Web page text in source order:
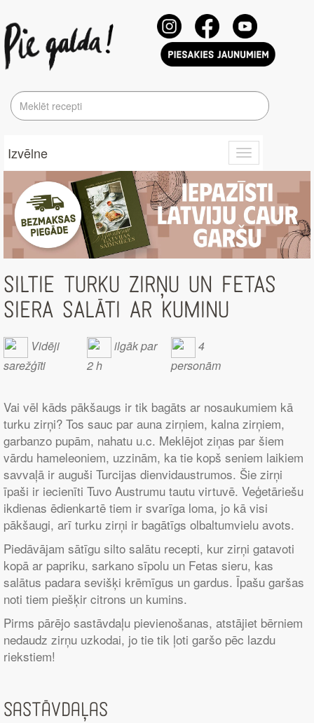
Toggle
navigation
Izvēlne
SILTIE TURKU ZIRŅU UN FETAS
SIERA SALĀTI AR KUMINU
Vidēji
sarežģīti
ilgāk par
2 h
4
personām
Vai vēl kāds pākšaugs ir tik bagāts ar nosaukumiem kā
turku zirņi? Tos sauc par auna zirņiem, kalna zirņiem,
garbanzo pupām, nahatu u.c. Meklējot ziņas par šiem
vārdu hameleoniem, uzzinām, ka tie kopš seniem laikiem
savvaļā ir auguši Turcijas dienvidaustrumos. Šie zirņi
īpaši ir iecienīti Tuvo Austrumu tautu virtuvē. Veģetāriešu
ikdienas ēdienkartē tiem ir svarīga loma, jo kā visi
pākšaugi, arī turku zirņi ir bagātīgs olbaltumvielu avots.
Piedāvājam sātīgu silto salātu recepti, kur zirņi gatavoti
kopā ar papriku, sarkano sīpolu un Fetas sieru, kas
salātus padara sevišķi krēmīgus un gardus. Īpašu garšas
noti tiem piešķir citrons un kumins.
Pirms pārējo sastāvdaļu pievienošanas, atstājiet bērniem
nedaudz zirņu uzkodai, jo tie tik ļoti garšo pēc lazdu
riekstiem!
Sastāvdaļas